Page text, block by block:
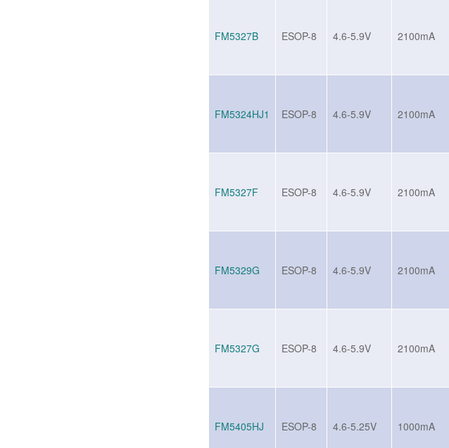
FM5327B ESOP-8 4.6-5.9V 2100mA
FM5324HJ1 ESOP-8 4.6-5.9V 2100mA
FM5327F ESOP-8 4.6-5.9V 2100mA
FM5329G ESOP-8 4.6-5.9V 2100mA
FM5327G ESOP-8 4.6-5.9V 2100mA
FM5405HJ ESOP-8 4.6-5.25V 1000mA